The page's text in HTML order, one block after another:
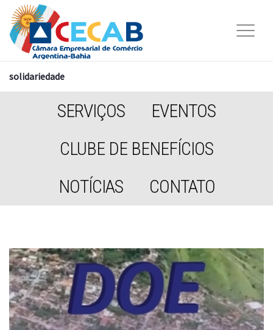
solidariedade
SERVIÇOS
EVENTOS
CLUBE DE BENEFÍCIOS
NOTÍCIAS
CONTATO